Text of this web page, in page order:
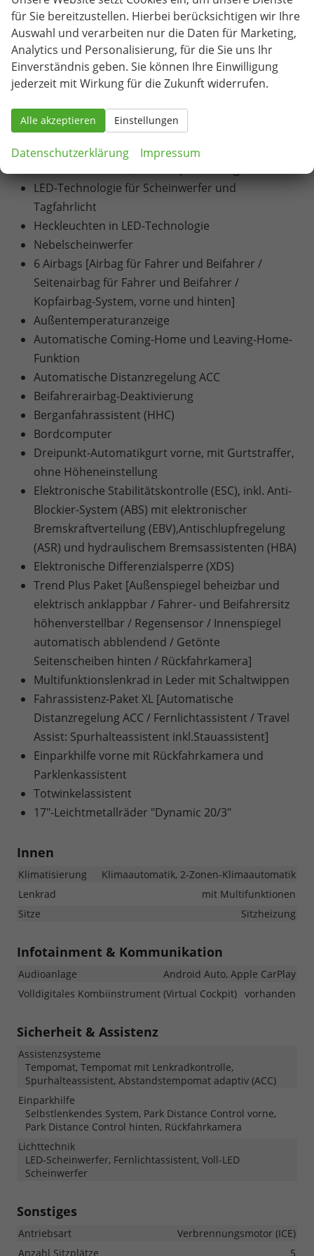
Infotainmentsystem mit 8,25" Display [USB-C-
Schnittstelle / Bluetooth-Schnittstelle mit
integrierter Freisprechanlage und Audio-
Streaming / Vorbereitet für die Aktivierung von
SEAT CONNECT mit kostenloser Vertragslaufzeit
von 10 Jahren]
Volldigitales Kombiinstrument mit 8" TFT Display
Blinkleuchten in den Außenspiegeln
LED-Technologie für Scheinwerfer und
Tagfahrlicht
Heckleuchten in LED-Technologie
Nebelscheinwerfer
6 Airbags [Airbag für Fahrer und Beifahrer /
Seitenairbag für Fahrer und Beifahrer /
Kopfairbag-System, vorne und hinten]
Außentemperaturanzeige
Automatische Coming-Home und Leaving-Home-
Funktion
Automatische Distanzregelung ACC
Beifahrerairbag-Deaktivierung
Berganfahrassistent (HHC)
Bordcomputer
Dreipunkt-Automatikgurt vorne, mit Gurtstraffer,
ohne Höheneinstellung
Elektronische Stabilitätskontrolle (ESC), inkl. Anti-
Blockier-System (ABS) mit elektronischer
Bremskraftverteilung (EBV),Antischlupfregelung
(ASR) und hydraulischem Bremsassistenten (HBA)
Elektronische Differenzialsperre (XDS)
Trend Plus Paket [Außenspiegel beheizbar und
elektrisch anklappbar / Fahrer- und Beifahrersitz
höhenverstellbar / Regensensor / Innenspiegel
automatisch abblendend / Getönte
Seitenscheiben hinten / Rückfahrkamera]
Multifunktionslenkrad in Leder mit Schaltwippen
Fahrassistenz-Paket XL [Automatische
Distanzregelung ACC / Fernlichtassistent / Travel
Assist: Spurhalteassistent inkl.Stauassistent]
Einparkhilfe vorne mit Rückfahrkamera und
Parklenkassistent
Totwinkelassistent
17"-Leichtmetallräder "Dynamic 20/3"
Innen
Klimatisierung
Klimaautomatik, 2-Zonen-Klimaautomatik
Lenkrad
mit Multifunktionen
Sitze
Sitzheizung
Infotainment & Kommunikation
Audioanlage
Android Auto, Apple CarPlay
Volldigitales Kombiinstrument (Virtual Cockpit) vorhanden
Sicherheit & Assistenz
Assistenzsysteme
Tempomat, Tempomat mit Lenkradkontrolle,
Spurhalteassistent, Abstandstempomat adaptiv (ACC)
Einparkhilfe
Selbstlenkendes System, Park Distance Control vorne,
Park Distance Control hinten, Rückfahrkamera
Lichttechnik
LED-Scheinwerfer, Fernlichtassistent, Voll-LED
Scheinwerfer
Sonstiges
Antriebsart
Verbrennungsmotor (ICE)
Anzahl Sitzplätze
5
für Sie bereitzustellen. Hierbei berücksichtigen wir Ihre
Auswahl und verarbeiten nur die Daten für Marketing,
Analytics und Personalisierung, für die Sie uns Ihr
Einverständnis geben. Sie können Ihre Einwilligung
jederzeit mit Wirkung für die Zukunft widerrufen.
Alle akzeptieren Einstellungen
Datenschutzerklärung Impressum